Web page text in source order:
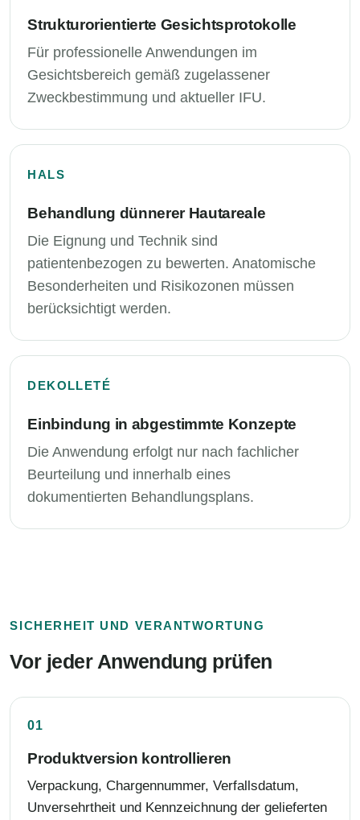
Strukturorientierte Gesichtsprotokolle
Für professionelle Anwendungen im
Gesichtsbereich gemäß zugelassener
Zweckbestimmung und aktueller IFU.
HALS
Behandlung dünnerer Hautareale
Die Eignung und Technik sind
patientenbezogen zu bewerten. Anatomische
Besonderheiten und Risikozonen müssen
berücksichtigt werden.
DEKOLLETÉ
Einbindung in abgestimmte Konzepte
Die Anwendung erfolgt nur nach fachlicher
Beurteilung und innerhalb eines
dokumentierten Behandlungsplans.
SICHERHEIT UND VERANTWORTUNG
Vor jeder Anwendung prüfen
Produktversion kontrollieren
Verpackung, Chargennummer, Verfallsdatum,
Unversehrtheit und Kennzeichnung der gelieferten